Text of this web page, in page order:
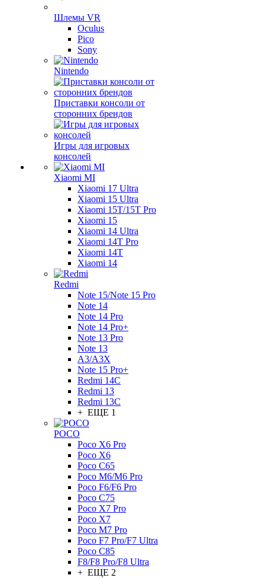
Шлемы VR
Oculus
Pico
Sony
Nintendo
Приставки консоли от
сторонних брендов
Игры для игровых
консолей
Xiaomi MI
Xiaomi 17 Ultra
Xiaomi 15 Ultra
Xiaomi 15T/15T Pro
Xiaomi 15
Xiaomi 14 Ultra
Xiaomi 14T Pro
Xiaomi 14T
Xiaomi 14
Redmi
Note 15/Note 15 Pro
Note 14
Note 14 Pro
Note 14 Pro+
Note 13 Pro
Note 13
A3/A3X
Note 15 Pro+
Redmi 14C
Redmi 13
Redmi 13C
+ ЕЩЕ 1
POCO
Poco X6 Pro
Poco X6
Poco C65
Poco M6/M6 Pro
Poco F6/F6 Pro
Poco C75
Poco X7 Pro
Poco X7
Poco M7 Pro
Poco F7 Pro/F7 Ultra
Poco C85
F8/F8 Pro/F8 Ultra
+ ЕЩЕ 2